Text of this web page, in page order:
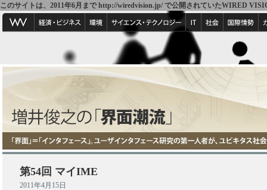
このサイトは、2011年6月まで http://wiredvision.jp/ で公開されていたWIRED
第54回 マイIME
2011年4月15日